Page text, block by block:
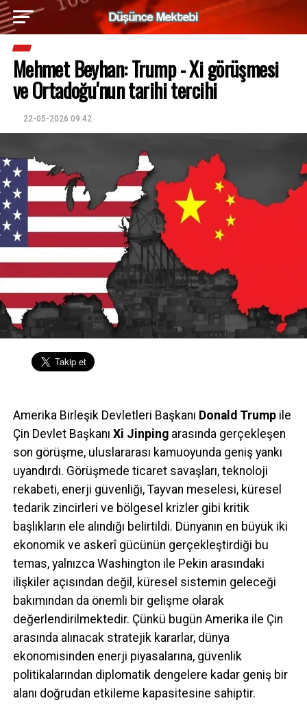
Mehmet Beyhan: Trump - Xi görüşmesi
ve Ortadoğu'nun tarihi tercihi
22-05-2026 09:42
Amerika Birleşik Devletleri Başkanı Donald Trumpile
Çin Devlet Başkanı Xi Jinpingarasında gerçekleşen
son görüşme, uluslararası kamuoyunda geniş yankı
uyandırdı. Görüşmede ticaret savaşları, teknoloji
rekabeti, enerji güvenliği, Tayvan meselesi, küresel
tedarik zincirleri ve bölgesel krizler gibi kritik
başlıkların ele alındığı belirtildi. Dünyanın en büyük iki
ekonomik ve askerî gücünün gerçekleştirdiği bu
temas, yalnızca Washington ile Pekin arasındaki
ilişkiler açısından değil, küresel sistemin geleceği
bakımından da önemli bir gelişme olarak
değerlendirilmektedir. Çünkü bugün Amerika ile Çin
arasında alınacak stratejik kararlar, dünya
ekonomisinden enerji piyasalarına, güvenlik
politikalarından diplomatik dengelere kadar geniş bir
alanı doğrudan etkileme kapasitesine sahiptir.